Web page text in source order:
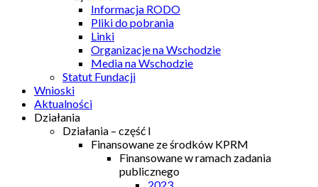
Informacja RODO
Pliki do pobrania
Linki
Organizacje na Wschodzie
Media na Wschodzie
Statut Fundacji
Wnioski
Aktualności
Działania
Działania – część I
Finansowane ze środków KPRM
Finansowane w ramach zadania
publicznego